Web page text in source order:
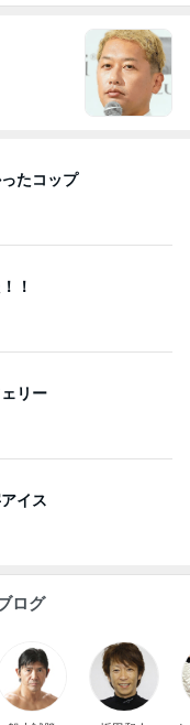
たコップ
！
リー
イス
ログ